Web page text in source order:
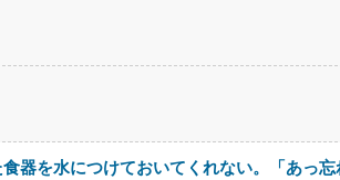
器を水につけておいてくれない。「あっ忘